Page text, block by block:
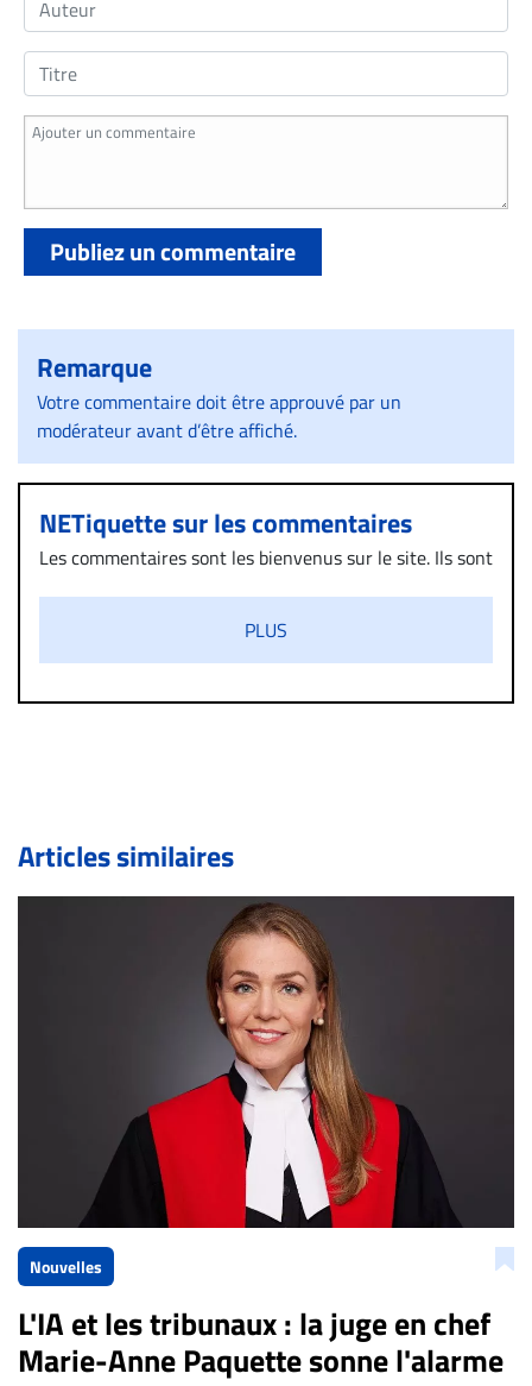
Publiez un commentaire
Remarque
Votre commentaire doit être approuvé par un
modérateur avant d’être affiché.
NETiquette sur les commentaires
Les commentaires sont les bienvenus sur le site. Ils sont
diffamatoire. Si malgré cette politique de modération,
un commentaire publié sur le site vous dérange, prenez
immédiatement contact par courriel (info@droit-
de validation, un droit de réponse.
Bien à vous,
La Rédaction de Droit-inc.com
PLUS
Articles similaires
Nouvelles
L'IA et les tribunaux : la juge en chef
Marie-Anne Paquette sonne l'alarme